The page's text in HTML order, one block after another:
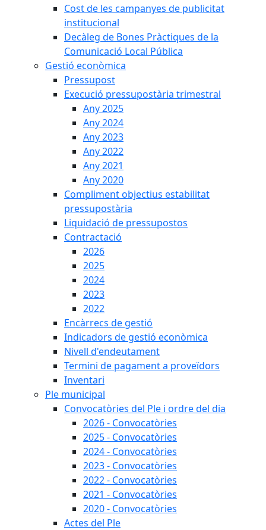
Cost de les campanyes de publicitat
institucional
Decàleg de Bones Pràctiques de la
Comunicació Local Pública
Gestió econòmica
Pressupost
Execució pressupostària trimestral
Any 2025
Any 2024
Any 2023
Any 2022
Any 2021
Any 2020
Compliment objectius estabilitat
pressupostària
Liquidació de pressupostos
Contractació
2026
2025
2024
2023
2022
Encàrrecs de gestió
Indicadors de gestió econòmica
Nivell d'endeutament
Termini de pagament a proveïdors
Inventari
Ple municipal
Convocatòries del Ple i ordre del dia
2026 - Convocatòries
2025 - Convocatòries
2024 - Convocatòries
2023 - Convocatòries
2022 - Convocatòries
2021 - Convocatòries
2020 - Convocatòries
Actes del Ple